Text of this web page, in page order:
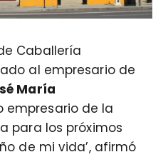
Caballería
al empresario de
María
empresario de la
para los próximos
de mi vida’, afirmó